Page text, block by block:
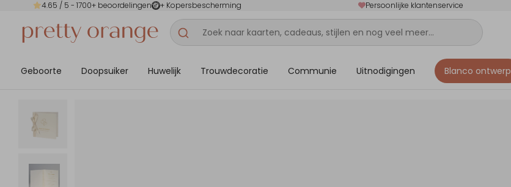
4.65 / 5 - 1700+ beoordelingen + Kopersbescherming Persoonlijke klantenservice
Geboorte Doopsuiker Huwelijk Trouwdecoratie Communie Uitnodigingen Blanco ontwerp